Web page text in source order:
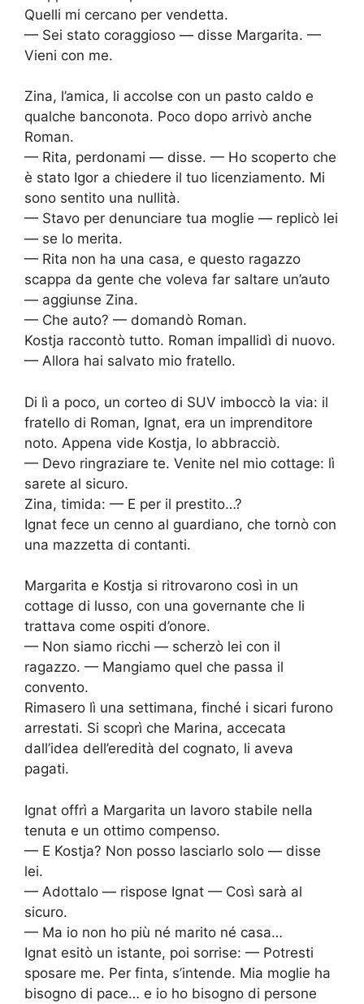
Quelli mi cercano per vendetta.
— Sei stato coraggioso — disse Margarita. —
Vieni con me.
Zina, l’amica, li accolse con un pasto caldo e
qualche banconota. Poco dopo arrivò anche
Roman.
— Rita, perdonami — disse. — Ho scoperto che
è stato Igor a chiedere il tuo licenziamento. Mi
sono sentito una nullità.
— Stavo per denunciare tua moglie — replicò lei
— se lo merita.
— Rita non ha una casa, e questo ragazzo
scappa da gente che voleva far saltare un’auto
— aggiunse Zina.
— Che auto? — domandò Roman.
Kostja raccontò tutto. Roman impallidì di nuovo.
— Allora hai salvato mio fratello.
Di lì a poco, un corteo di SUV imboccò la via: il
fratello di Roman, Ignat, era un imprenditore
noto. Appena vide Kostja, lo abbracciò.
— Devo ringraziare te. Venite nel mio cottage: lì
sarete al sicuro.
Zina, timida: — E per il prestito…?
Ignat fece un cenno al guardiano, che tornò con
una mazzetta di contanti.
Margarita e Kostja si ritrovarono così in un
cottage di lusso, con una governante che li
trattava come ospiti d’onore.
— Non siamo ricchi — scherzò lei con il
ragazzo. — Mangiamo quel che passa il
convento.
Rimasero lì una settimana, finché i sicari furono
arrestati. Si scoprì che Marina, accecata
dall’idea dell’eredità del cognato, li aveva
pagati.
Ignat offrì a Margarita un lavoro stabile nella
tenuta e un ottimo compenso.
— E Kostja? Non posso lasciarlo solo — disse
lei.
— Adottalo — rispose Ignat — Così sarà al
sicuro.
— Ma io non ho più né marito né casa…
Ignat esitò un istante, poi sorrise: — Potresti
sposare me. Per finta, s’intende. Mia moglie ha
bisogno di pace… e io ho bisogno di persone